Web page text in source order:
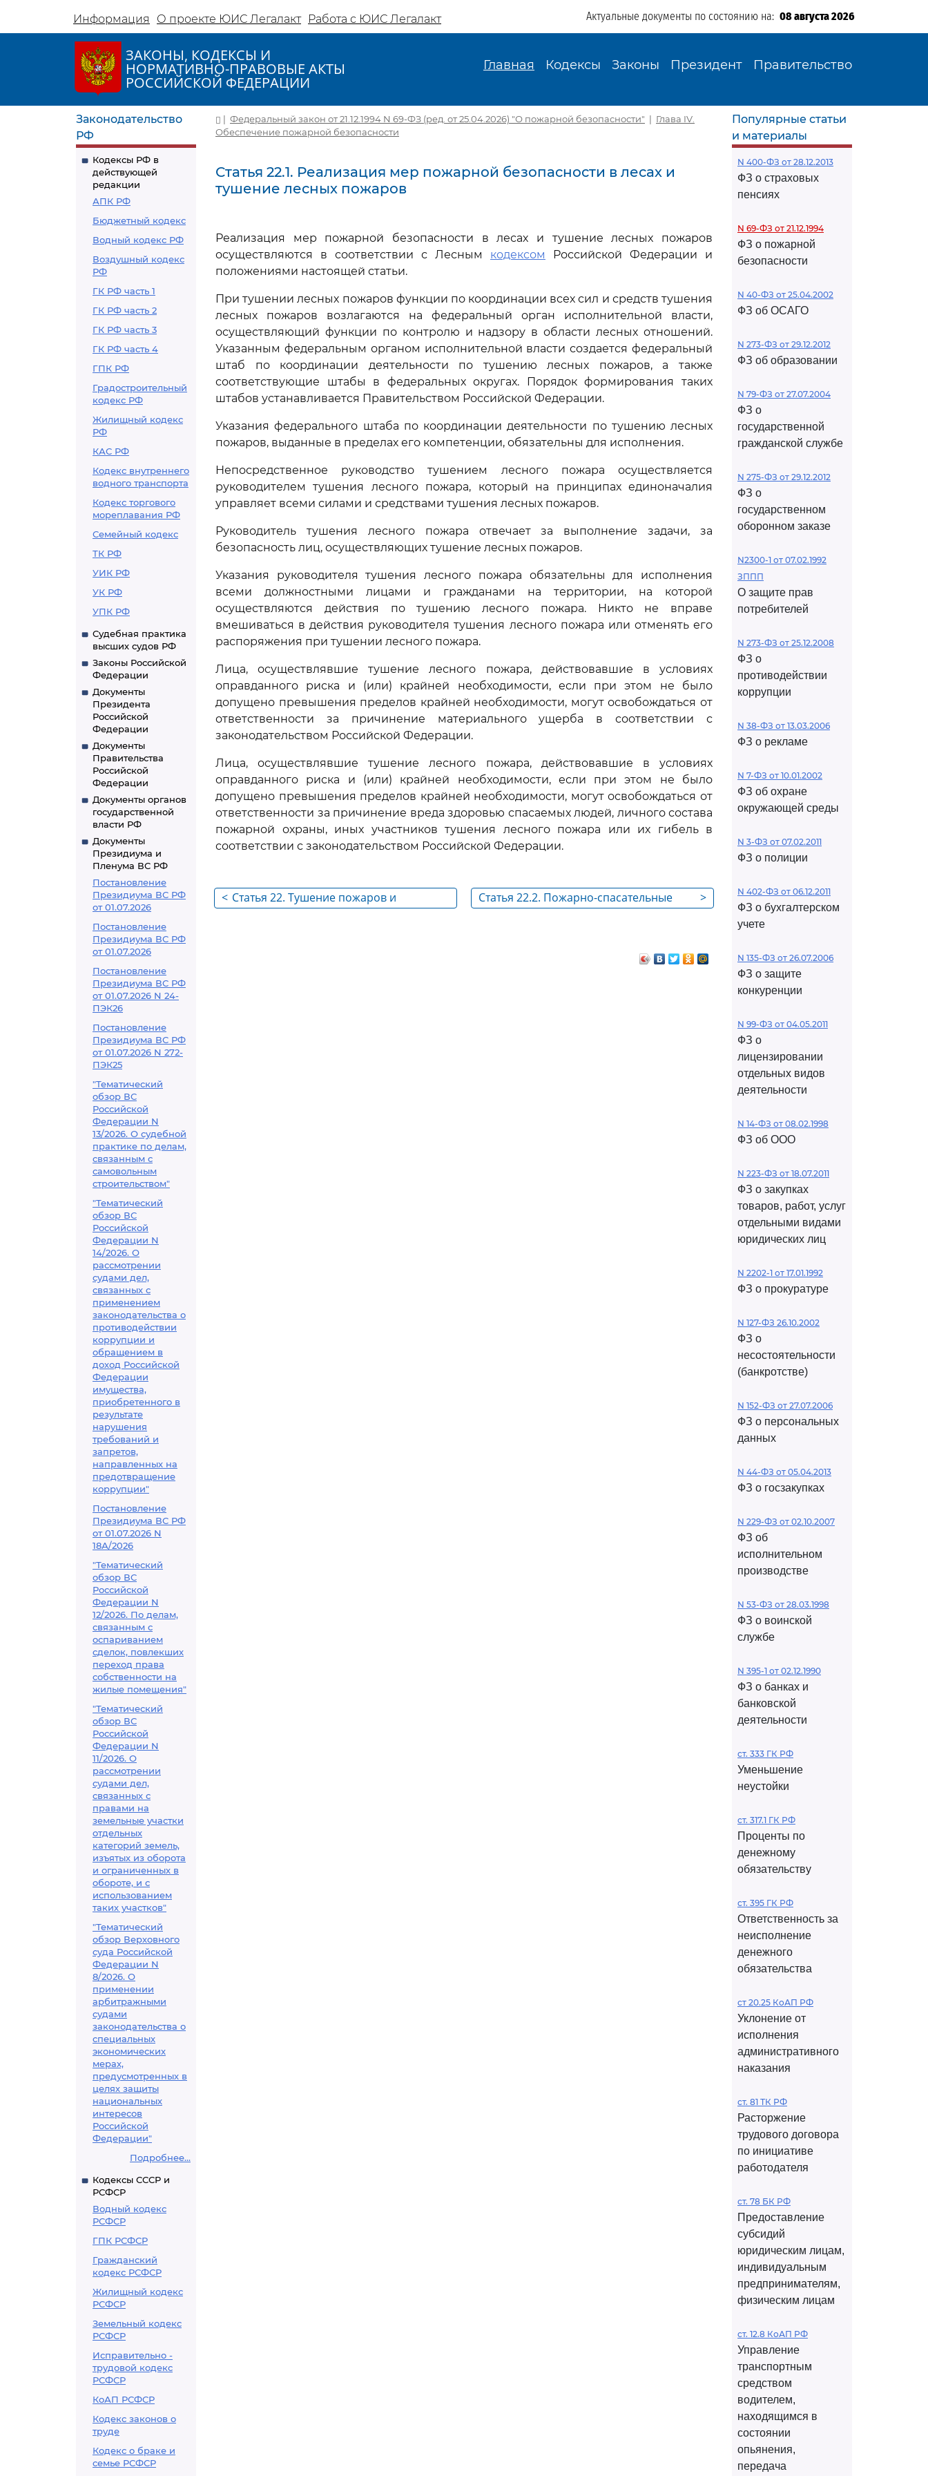
Информация О проекте ЮИС Легалакт Работа с ЮИС Легалакт Актуальные документы по состоянию на: 08 августа 2026
ЗАКОНЫ, КОДЕКСЫ И
НОРМАТИВНО-ПРАВОВЫЕ АКТЫ
РОССИЙСКОЙ ФЕДЕРАЦИИ
Главная Кодексы Законы Президент Правительство
Законодательство
РФ
Кодексы РФ в
действующей
редакции
АПК РФ
Бюджетный кодекс
Водный кодекс РФ
Воздушный кодекс
РФ
ГК РФ часть 1
ГК РФ часть 2
ГК РФ часть 3
ГК РФ часть 4
ГПК РФ
Градостроительный
кодекс РФ
Жилищный кодекс
РФ
КАС РФ
Кодекс внутреннего
водного транспорта
Кодекс торгового
мореплавания РФ
Семейный кодекс
ТК РФ
УИК РФ
УК РФ
УПК РФ
Судебная практика
высших судов РФ
Законы Российской
Федерации
Документы
Президента
Российской
Федерации
Документы
Правительства
Российской
Федерации
Документы органов
государственной
власти РФ
Документы
Президиума и
Пленума ВС РФ
Постановление
Президиума ВС РФ
от 01.07.2026
Постановление
Президиума ВС РФ
от 01.07.2026
Постановление
Президиума ВС РФ
от 01.07.2026 N 24-
ПЭК26
Постановление
Президиума ВС РФ
от 01.07.2026 N 272-
ПЭК25
"Тематический
обзор ВС
Российской
Федерации N
13/2026. О судебной
практике по делам,
связанным с
самовольным
строительством"
"Тематический
обзор ВС
Российской
Федерации N
14/2026. О
рассмотрении
судами дел,
связанных с
применением
законодательства о
противодействии
коррупции и
обращением в
доход Российской
Федерации
имущества,
приобретенного в
результате
нарушения
требований и
запретов,
направленных на
предотвращение
коррупции"
Постановление
Президиума ВС РФ
от 01.07.2026 N
18А/2026
"Тематический
обзор ВС
Российской
Федерации N
12/2026. По делам,
связанным с
оспариванием
сделок, повлекших
переход права
собственности на
жилые помещения"
"Тематический
обзор ВС
Российской
Федерации N
11/2026. О
рассмотрении
судами дел,
связанных с
правами на
земельные участки
отдельных
категорий земель,
изъятых из оборота
и ограниченных в
обороте, и с
использованием
таких участков"
"Тематический
обзор Верховного
суда Российской
Федерации N
8/2026. О
применении
арбитражными
судами
законодательства о
специальных
экономических
мерах,
предусмотренных в
целях защиты
национальных
интересов
Российской
Федерации"
Подробнее...
Кодексы СССР и
РСФСР
Водный кодекс
РСФСР
ГПК РСФСР
Гражданский
кодекс РСФСР
Жилищный кодекс
РСФСР
Земельный кодекс
РСФСР
Исправительно -
трудовой кодекс
РСФСР
КоАП РСФСР
Кодекс законов о
труде
Кодекс о браке и
семье РСФСР
| Федеральный закон от 21.12.1994 N 69-ФЗ (ред. от 25.04.2026) "О пожарной безопасности" | Глава IV.
Обеспечение пожарной безопасности
Статья 22.1. Реализация мер пожарной безопасности в лесах и
тушение лесных пожаров
Реализация мер пожарной безопасности в лесах и тушение лесных пожаров
осуществляются в соответствии с Лесным кодексом
Российской Федерации и
положениями настоящей статьи.
При тушении лесных пожаров функции по координации всех сил и средств тушения
лесных пожаров возлагаются на федеральный орган исполнительной власти,
осуществляющий функции по контролю и надзору в области лесных отношений.
Указанным федеральным органом исполнительной власти создается федеральный
штаб по координации деятельности по тушению лесных пожаров, а также
соответствующие штабы в федеральных округах. Порядок формирования таких
штабов устанавливается Правительством Российской Федерации.
Указания федерального штаба по координации деятельности по тушению лесных
пожаров, выданные в пределах его компетенции, обязательны для исполнения.
Непосредственное руководство тушением лесного пожара осуществляется
руководителем тушения лесного пожара, который на принципах единоначалия
управляет всеми силами и средствами тушения лесных пожаров.
Руководитель тушения лесного пожара отвечает за выполнение задачи, за
безопасность лиц, осуществляющих тушение лесных пожаров.
Указания руководителя тушения лесного пожара обязательны для исполнения
всеми должностными лицами и гражданами на территории, на которой
осуществляются действия по тушению лесного пожара. Никто не вправе
вмешиваться в действия руководителя тушения лесного пожара или отменять его
распоряжения при тушении лесного пожара.
Лица, осуществлявшие тушение лесного пожара, действовавшие в условиях
оправданного риска и (или) крайней необходимости, если при этом не было
допущено превышения пределов крайней необходимости, могут освобождаться от
ответственности за причинение материального ущерба в соответствии с
законодательством Российской Федерации.
Лица, осуществлявшие тушение лесного пожара, действовавшие в условиях
оправданного риска и (или) крайней необходимости, если при этом не было
допущено превышения пределов крайней необходимости, могут освобождаться от
ответственности за причинение вреда здоровью спасаемых людей, личного состава
пожарной охраны, иных участников тушения лесного пожара или их гибель в
соответствии с законодательством Российской Федерации.
< Статья 22. Тушение пожаров и
>
Статья 22.2. Пожарно-спасательные
Популярные статьи
и материалы
N 400-ФЗ от 28.12.2013
ФЗ о страховых
пенсиях
N 69-ФЗ от 21.12.1994
ФЗ о пожарной
безопасности
N 40-ФЗ от 25.04.2002
ФЗ об ОСАГО
N 273-ФЗ от 29.12.2012
ФЗ об образовании
N 79-ФЗ от 27.07.2004
ФЗ о
государственной
гражданской службе
N 275-ФЗ от 29.12.2012
ФЗ о
государственном
оборонном заказе
N2300-1 от 07.02.1992
ЗППП
О защите прав
потребителей
N 273-ФЗ от 25.12.2008
ФЗ о
противодействии
коррупции
N 38-ФЗ от 13.03.2006
ФЗ о рекламе
N 7-ФЗ от 10.01.2002
ФЗ об охране
окружающей среды
N 3-ФЗ от 07.02.2011
ФЗ о полиции
N 402-ФЗ от 06.12.2011
ФЗ о бухгалтерском
учете
N 135-ФЗ от 26.07.2006
ФЗ о защите
конкуренции
N 99-ФЗ от 04.05.2011
ФЗ о
лицензировании
отдельных видов
деятельности
N 14-ФЗ от 08.02.1998
ФЗ об ООО
N 223-ФЗ от 18.07.2011
ФЗ о закупках
товаров, работ, услуг
отдельными видами
юридических лиц
N 2202-1 от 17.01.1992
ФЗ о прокуратуре
N 127-ФЗ 26.10.2002
ФЗ о
несостоятельности
(банкротстве)
N 152-ФЗ от 27.07.2006
ФЗ о персональных
данных
N 44-ФЗ от 05.04.2013
ФЗ о госзакупках
N 229-ФЗ от 02.10.2007
ФЗ об
исполнительном
производстве
N 53-ФЗ от 28.03.1998
ФЗ о воинской
службе
N 395-1 от 02.12.1990
ФЗ о банках и
банковской
деятельности
ст. 333 ГК РФ
Уменьшение
неустойки
ст. 317.1 ГК РФ
Проценты по
денежному
обязательству
ст. 395 ГК РФ
Ответственность за
неисполнение
денежного
обязательства
ст 20.25 КоАП РФ
Уклонение от
исполнения
административного
наказания
ст. 81 ТК РФ
Расторжение
трудового договора
по инициативе
работодателя
ст. 78 БК РФ
Предоставление
субсидий
юридическим лицам,
индивидуальным
предпринимателям,
физическим лицам
ст. 12.8 КоАП РФ
Управление
транспортным
средством
водителем,
находящимся в
состоянии
опьянения,
передача